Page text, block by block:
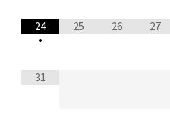
24
•
25 26 27
31